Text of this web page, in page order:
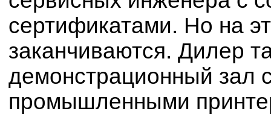
сертификатами. Но на
заканчиваются. Дилер
демонстрационный
промышленными